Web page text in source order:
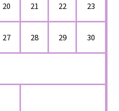
20 21 22 23
27 28 29 30